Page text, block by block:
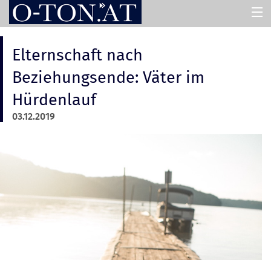
PRESSEMAPPEN
ASSISTENT
ÜBER UNS
Elternschaft nach
Beziehungsende: Väter im
Hürdenlauf
03.12.2019